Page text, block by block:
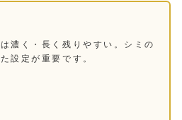
濃く・長く残りやすい。シミの
設定が重要です。